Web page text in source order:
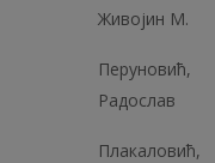
Живојин М.
Перуновић,
Радослав
Плакаловић,